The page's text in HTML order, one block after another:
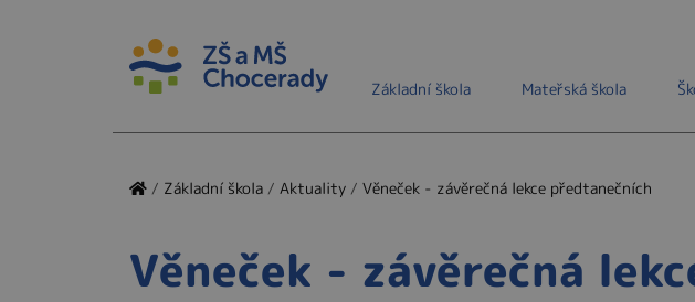
Základní škola Mateřská škola
/ Základní škola / Aktuality / Věneček - závěrečná lekce předtanečních
Věneček - závěrečná